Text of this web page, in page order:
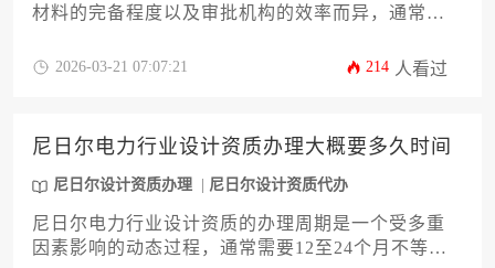
材料的完备程度以及审批机构的效率而异，通常需
或个人而言，充分了解其办理流程、关键影响因素
议。
2026-03-21 07:07:21 214 人看过
尼日尔电力行业设计资质办理大概要多久时间
尼日尔设计资质办理 尼日尔设计资质代办
尼日尔电力行业设计资质的办理周期是一个受多重
因素影响的动态过程，通常需要12至24个月不等。